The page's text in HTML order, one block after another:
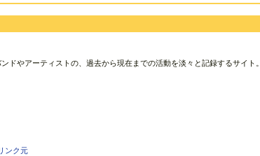
ドやアーティストの、過去から現在までの活動を淡々と記録するサイト。
ンク元